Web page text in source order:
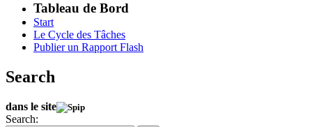
Tableau de Bord
Start
Le Cycle des Tâches
Publier un Rapport Flash
Search
dans le site
Search: